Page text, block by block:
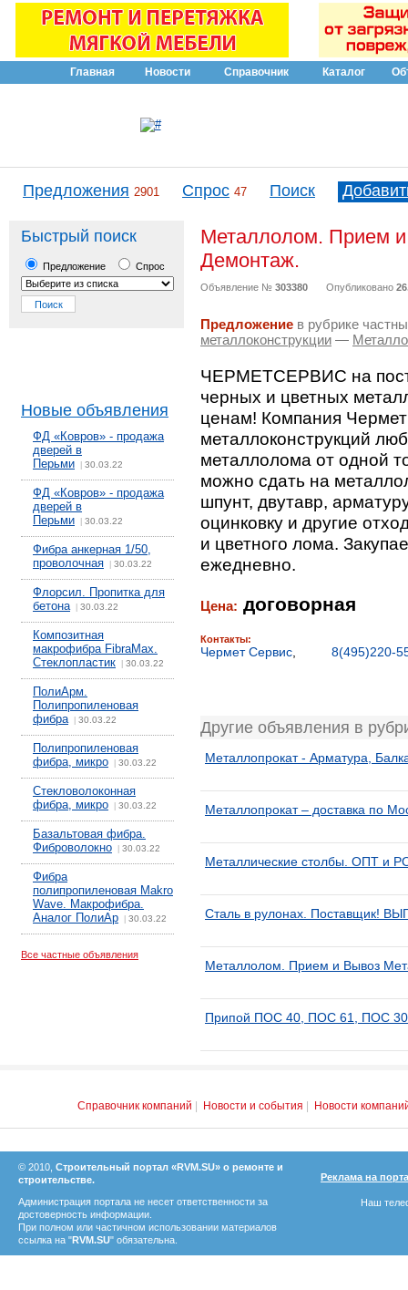
Главная Новости Справочник Каталог
Предложения 2901 Спрос 47 Поиск
Быстрый поиск
Предложение Спрос
Новые объявления
ФД «Ковров» - продажа
дверей в
Перьми
30.03.22
ФД «Ковров» - продажа
дверей в
Перьми
30.03.22
Фибра анкерная 1/50,
проволочная
30.03.22
Флорсил. Пропитка для
бетона| 30.03.22
Композитная
макрофибра FibraMax.
Стеклопластик
30.03.22
ПолиАрм.
Полипропиленовая
фибра| 30.03.22
Полипропиленовая
фибра, микро
30.03.22
Стекловолоконная
фибра, микро
30.03.22
Базальтовая фибра.
Фиброволокно
30.03.22
Фибра
полипропиленовая Makro
Wave. Макрофибра.
Аналог ПолиАр
30.03.22
Все частные объявления
Металлолом. Прием
Демонтаж.
Объявление № 303380 Опубликовано
Предложение в рубрике
металлоконструкции —
ЧЕРМЕТСЕРВИС на
черных и цветных
ценам! Компания
металлоконструкций
металлолома от одной
можно сдать на
шпунт, двутавр,
оцинковку и другие
и цветного лома.
ежедневно.
Цена: договорная
Контакты:
Чермет Сервис 8(495)220-
Другие объявления в
Металлопрокат - Арматура,
Металлопрокат – доставка по
Металлические столбы. ОПТ и
Сталь в рулонах. Поставщик!
Металлолом. Прием и Вывоз
Припой ПОС 40, ПОС 61, ПОС 30
Справочник компаний Новости и события Новости
© 2010, Строительный портал «RVM.SU» о ремонте и
строительстве.
Администрация портала не несет ответственности за
достоверность информации.
При полном или частичном использовании материалов
ссылка на "RVM.SU" обязательна.
Реклама на
Наш